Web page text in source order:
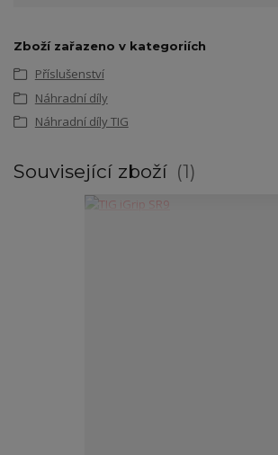
Zboží zařazeno v kategoriích
Příslušenství
Náhradní díly
Náhradní díly TIG
Související zboží 1